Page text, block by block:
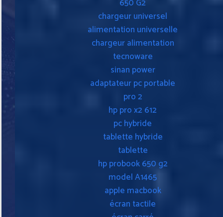
650 G2
chargeur universel
alimentation universelle
chargeur alimentation
tecnoware
sinan power
adaptateur pc portable
pro 2
hp pro x2 612
pc hybride
tablette hybride
tablette
hp probook 650 g2
model A1465
apple macbook
écran tactile